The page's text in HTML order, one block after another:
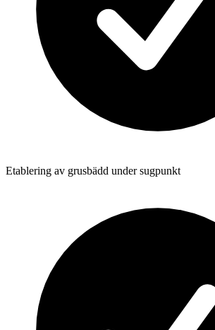
Etablering av grusbädd under sugpunkt